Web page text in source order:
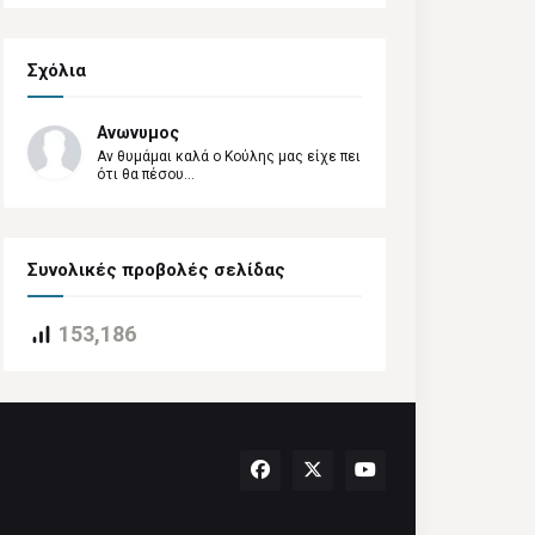
Σχόλια
Ανωνυμος
Αν θυμάμαι καλά ο Κούλης μας είχε πει
ότι θα πέσου...
Συνολικές προβολές σελίδας
153,186